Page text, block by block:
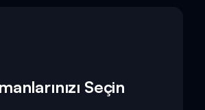
Seçin